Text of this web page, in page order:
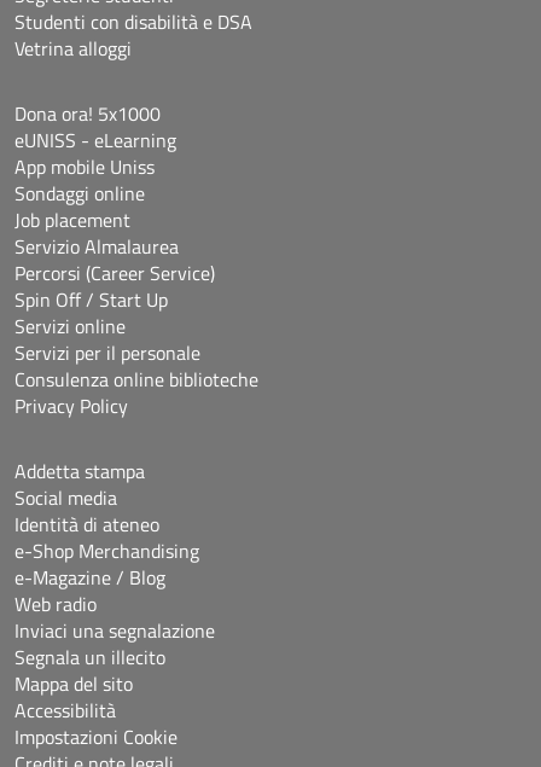
Studenti con disabilità e DSA
Vetrina alloggi
Dona ora! 5x1000
eUNISS - eLearning
App mobile Uniss
Sondaggi online
Job placement
Servizio Almalaurea
Percorsi (Career Service)
Spin Off / Start Up
Servizi online
Servizi per il personale
Consulenza online biblioteche
Privacy Policy
Addetta stampa
Social media
Identità di ateneo
e-Shop Merchandising
e-Magazine / Blog
Web radio
Inviaci una segnalazione
Segnala un illecito
Mappa del sito
Accessibilità
Impostazioni Cookie